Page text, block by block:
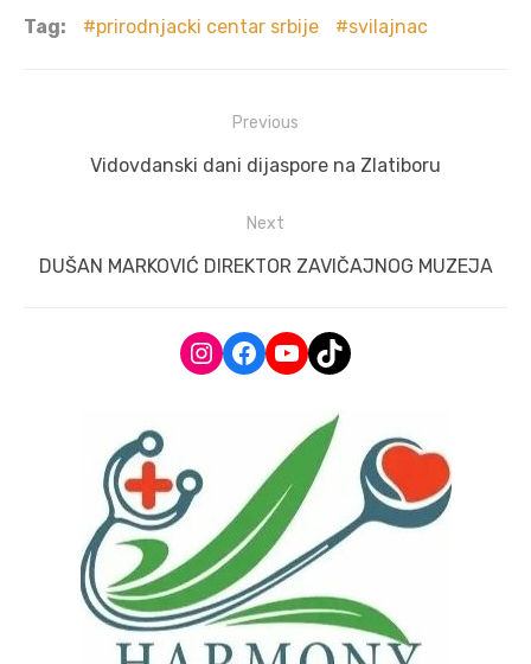
Tag: prirodnjacki centar srbije svilajnac
navigation
Previous
Previous
Vidovdanski dani dijaspore na Zlatiboru
Next
Next
DUŠAN MARKOVIĆ DIREKTOR ZAVIČAJNOG MUZEJA
Instagram
Facebook
YouTube
TikTok